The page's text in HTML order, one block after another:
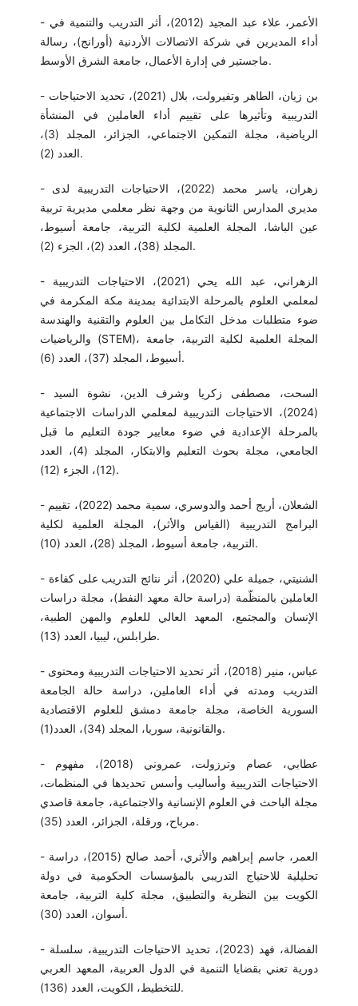
- الأعمر، علاء عبد المجيد (2012)، أثر التدريب والتنمية في
أداء المديرين في شركة الاتصالات الأردنية (أورانج)، رسالة
ماجستير في إدارة الأعمال، جامعة الشرق الأوسط.
- بن زيان، الطاهر وتفيرولت، بلال (2021)، تحديد الاحتياجات
التدريبية وتأثيرها على تقييم أداء العاملين في المنشأة
الرياضية، مجلة التمكين الاجتماعي، الجزائر، المجلد (3)،
العدد (2).
- زهران، ياسر محمد (2022)، الاحتياجات التدريبية لدى
مديري المدارس الثانوية من وجهة نظر معلمي مديرية تربية
عين الباشا، المجلة العلمية لكلية التربية، جامعة أسيوط،
المجلد (38)، العدد (2)، الجزء (2).
- الزهراني، عبد الله يحي (2021)، الاحتياجات التدريبية
لمعلمي العلوم بالمرحلة الابتدائية بمدينة مكة المكرمة في
ضوء متطلبات مدخل التكامل بين العلوم والتقنية والهندسة
والرياضيات (STEM)، المجلة العلمية لكلية التربية، جامعة
أسيوط، المجلد (37)، العدد (6).
- السحت، مصطفى زكريا وشرف الدين، نشوة السيد
(2024)، الاحتياجات التدريبية لمعلمي الدراسات الاجتماعية
بالمرحلة الإعدادية في ضوء معايير جودة التعليم ما قبل
الجامعي، مجلة بحوث التعليم والابتكار، المجلد (4)، العدد
(12)، الجزء (12).
- الشعلان، أريج أحمد والدوسري، سمية محمد (2022)، تقييم
البرامج التدريبية (القياس والأثر)، المجلة العلمية لكلية
التربية، جامعة أسيوط، المجلد (28)، العدد (10).
- الشنيتي، جميلة علي (2020)، أثر نتائج التدريب على كفاءة
العاملين بالمنظّمة (دراسة حالة معهد النفط)، مجلة دراسات
الإنسان والمجتمع، المعهد العالي للعلوم والمهن الطبية،
طرابلس، ليبيا، العدد (13).
- عباس، منير (2018)، أثر تحديد الاحتياجات التدريبية ومحتوى
التدريب ومدته في أداء العاملين، دراسة حالة الجامعة
السورية الخاصة، مجلة جامعة دمشق للعلوم الاقتصادية
والقانونية، سوريا، المجلد (34)، العدد(1).
- عطابي، عصام وترزولت، عمروني (2018)، مفهوم
الاحتياجات التدريبية وأساليب وأسس تحديدها في المنظمات،
مجلة الباحث في العلوم الإنسانية والاجتماعية، جامعة قاصدي
مرباح، ورقلة، الجزائر، العدد (35).
- العمر، جاسم إبراهيم والأثري، أحمد صالح (2015)، دراسة
تحليلية للاحتياج التدريبي بالمؤسسات الحكومية في دولة
الكويت بين النظرية والتطبيق، مجلة كلية التربية، جامعة
أسوان، العدد (30).
- الفضالة، فهد (2023)، تحديد الاحتياجات التدريبية، سلسلة
دورية تعني بقضايا التنمية في الدول العربية، المعهد العربي
للتخطيط، الكويت، العدد (136).